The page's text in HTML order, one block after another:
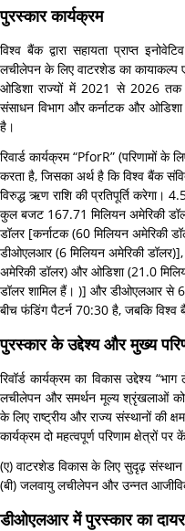
पुरस्कार कार्यक्रम
विश्व बैंक द्वारा सहायता प्राप्त
लचीलेपन के लिए वाटरशेड का कायाकल्प
ओडिशा राज्यों में 2021 से 2026 तक
संसाधन विभाग और कर्नाटक और
है।
रिवार्ड कार्यक्रम “PforR” (परिणामों के
करता है, जिसका अर्थ है कि विश्व बैंक
विरुद्ध ऋण राशि की प्रतिपूर्ति करेगा।
कुल बजट 167.71 मिलियन अमेरिकी
डॉलर [कर्नाटक (60 मिलियन अमेरिकी
डीओएलआर (6 मिलियन अमेरिकी डॉलर)],
अमेरिकी डॉलर) और ओडिशा (21.0
डॉलर शामिल हैं। )] और डीओएलआर से 6
बीच फंडिंग पैटर्न 70:30 है, जबकि
पुरस्कार के उद्देश्य और मुख्य
रिवॉर्ड कार्यक्रम का विकास उद्देश्य
लचीलेपन और समर्थन मूल्य श्रृंखलाओं
के लिए राष्ट्रीय और राज्य संस्थानों की
कार्यक्रम दो महत्वपूर्ण परिणाम क्षेत्रों पर
(ए) वाटरशेड विकास के लिए सुदृढ़
(बी) जलवायु लचीलेपन और उन्नत
डीओएलआर में पुरस्कार का